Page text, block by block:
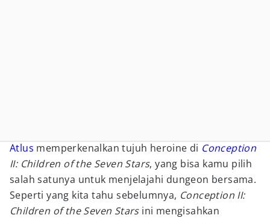
Atlus memperkenalkan tujuh heroine di Conception
II: Children of the Seven Stars, yang bisa kamu pilih
salah satunya untuk menjelajahi dungeon bersama.
Seperti yang kita tahu sebelumnya, Conception II:
Children of the Seven Starsini mengisahkan